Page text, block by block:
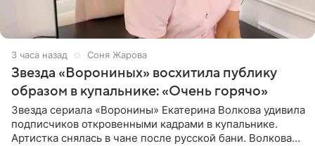
3 часа назад Соня Жарова
Звезда «Ворониных» восхитила публику
образом в купальнике: «Очень горячо»
Звезда сериала «Воронины» Екатерина Волкова удивила
подписчиков откровенными кадрами в купальнике.
Артистка снялась в чане после русской бани. Волкова